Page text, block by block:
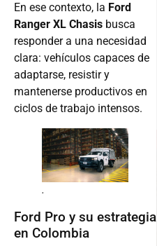
En ese contexto, la Ford
Ranger XL Chasis busca
responder a una necesidad
clara: vehículos capaces de
adaptarse, resistir y
mantenerse productivos en
ciclos de trabajo intensos.
.
Ford Pro y su estrategia
en Colombia